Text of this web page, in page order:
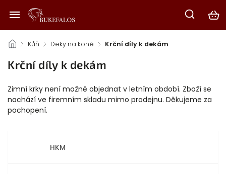
/ Kůň / Deky na koně / Krční díly k dekám
Krční díly k dekám
Zimní krky není možné objednat v letním období. Zboží se
nachází ve firemním skladu mimo prodejnu. Děkujeme za
pochopení.
HKM